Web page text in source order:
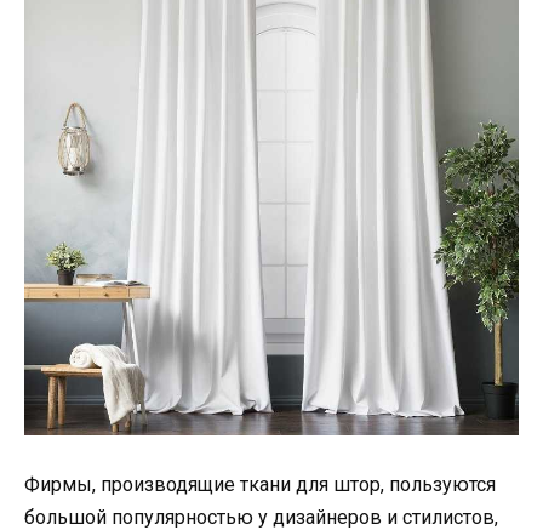
Фирмы, производящие ткани для штор, пользуются
большой популярностью у дизайнеров и стилистов,